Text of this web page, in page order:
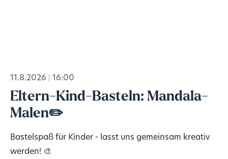
11.8.2026 16:00
Eltern-Kind-Basteln: Mandala-
Malen✏️
Bastelspaß für Kinder - lasst uns gemeinsam kreativ
werden! 🎨